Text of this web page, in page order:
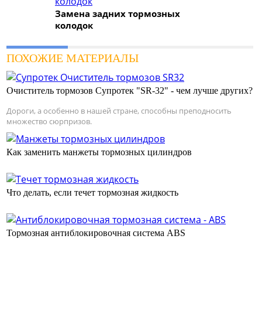
Замена задних тормозных
колодок
ПОХОЖИЕ МАТЕРИАЛЫ
Очиститель тормозов Супротек "SR-32" - чем лучше других?
Дороги, а особенно в нашей стране, способны преподносить
множество сюрпризов.
Как заменить манжеты тормозных цилиндров
Что делать, если течет тормозная жидкость
Тормозная антиблокировочная система ABS